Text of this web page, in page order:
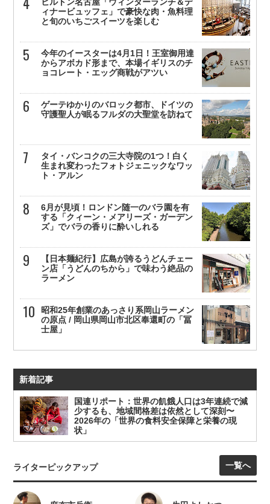
ィナービュッフェ」で豪快な肉・魚料理
と旬のいちごスイーツを楽しむ
今年のイースターは4月1日！王室御用達
からアボカド形まで、本場イギリスのチ
ョコレート・エッグ商戦がアツい
ゲーテゆかりのバロック都市、ドイツの
守護聖人が眠るフルダの大聖堂を訪ねて
タイ・バンコクの三大寺院の1つ！白く
生まれ変わったフォトジェニックなワッ
ト・アルン
6月が見頃！ロンドン随一のバラ園を有
する「クィーン・メアリーズ・ガーデン
ズ」でバラの香りに酔いしれる
【日本麺紀行】広島が誇るうどんチェー
ン店「うどんのちから」で味わう絶品の
ラーメン
昭和25年創業のあっさり系岡山ラーメン
の原点 / 岡山県岡山市北区奉還町の「冨
士屋」
新着記事
国連リポート：世界の飢餓人口は3年連続で減
少するも、地域間格差は依然として深刻〜
2026年の「世界の食料安全保障と栄養の現
状」
ライターピックアップ 一覧へ